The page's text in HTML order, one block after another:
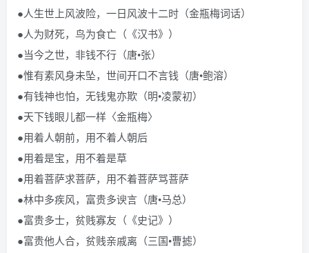
●人生世上风波险，一日风波十二时（金瓶梅词话）
●人为财死，鸟为食亡（《汉书》）
●当今之世，非钱不行（唐•张）
●惟有素风身未坠，世间开口不言钱（唐•鲍溶）
●有钱神也怕，无钱鬼亦欺（明•凌蒙初）
●天下钱眼儿都一样〈金瓶梅〉
●用着人朝前，用不着人朝后
●用着是宝，用不着是草
●用着菩萨求菩萨，用不着菩萨骂菩萨
●林中多疾风，富贵多谀言（唐•马总）
●富贵多士，贫贱寡友（《史记》）
●富贵他人合，贫贱亲戚离（三国•曹摅）